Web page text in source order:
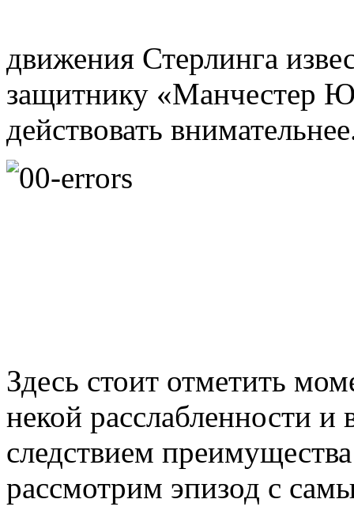
движения Стерлинга
защитнику «Манчестер
действовать
Здесь стоит отметить
некой расслабленности и
следствием
рассмотрим эпизод с